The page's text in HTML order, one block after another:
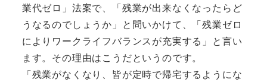
業代ゼロ」法案で、「残業が出来なくなったらど
うなるのでしょうか」と問いかけて、「残業ゼロ
によりワークライフバランスが充実する」と言い
ます。その理由はこうだというのです。
「残業がなくなり、皆が定時で帰宅するようにな